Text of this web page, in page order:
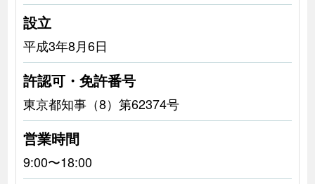
設立
平成3年8月6日
許認可・免許番号
東京都知事（8）第62374号
営業時間
9:00〜18:00